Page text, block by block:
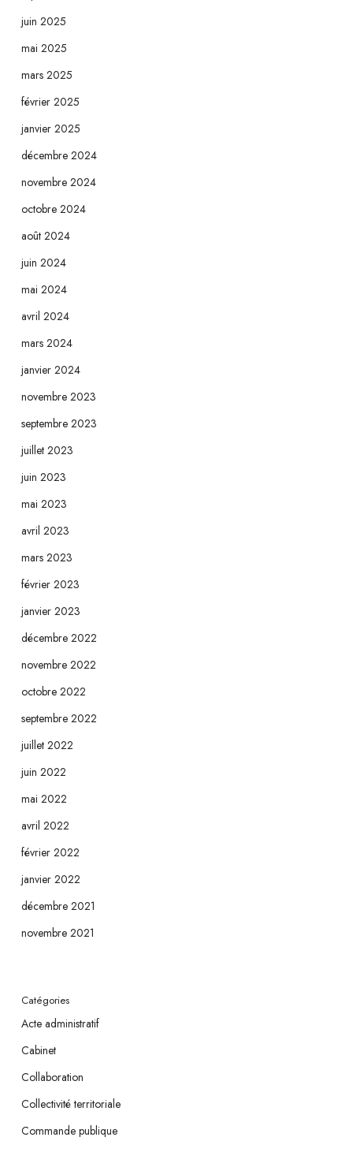
juin 2025
mai 2025
mars 2025
février 2025
janvier 2025
décembre 2024
novembre 2024
octobre 2024
août 2024
juin 2024
mai 2024
avril 2024
mars 2024
janvier 2024
novembre 2023
septembre 2023
juillet 2023
juin 2023
mai 2023
avril 2023
mars 2023
février 2023
janvier 2023
décembre 2022
novembre 2022
octobre 2022
septembre 2022
juillet 2022
juin 2022
mai 2022
avril 2022
février 2022
janvier 2022
décembre 2021
novembre 2021
Catégories
Acte administratif
Cabinet
Collaboration
Collectivité territoriale
Commande publique